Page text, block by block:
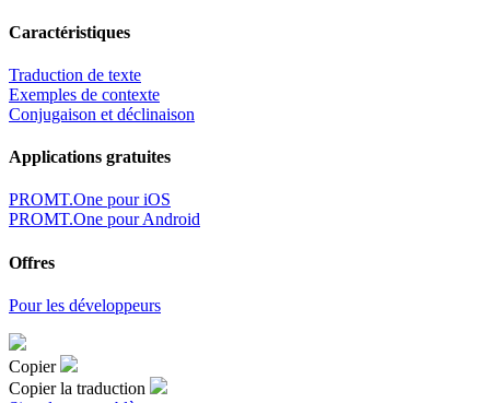
Caractéristiques
Traduction de texte
Exemples de contexte
Conjugaison et déclinaison
Applications gratuites
PROMT.One pour iOS
PROMT.One pour Android
Offres
Pour les développeurs
Copier
Copier la traduction